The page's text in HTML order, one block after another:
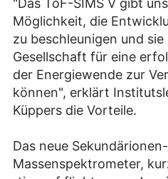
"Das ToF-SIMS V gibt
Möglichkeit, die
zu beschleunigen und
Gesellschaft für eine
der Energiewende zur
können", erklärt
Küppers die Vorteile.
Das neue
Massenspektrometer,